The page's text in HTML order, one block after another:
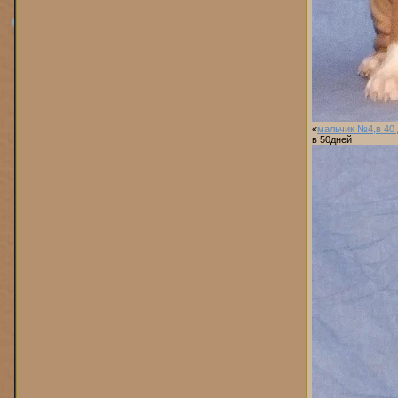
«мальчик №4,в 40
в 50дней